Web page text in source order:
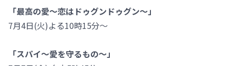
「最高の愛～恋はドゥグンドゥグン～」
7月4日(火)よる10時15分～
「スパイ～愛を守るもの～」